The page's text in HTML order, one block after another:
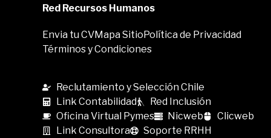
Red Recursos Humanos
Envia tu CVMapa SitioPolítica de Privacidad
Términos y Condiciones
Reclutamiento y Selección Chile
Link Contabilidad
Red Inclusión
Oficina Virtual Pymes
Nicweb
Clicweb
Link Consultora
Soporte RRHH